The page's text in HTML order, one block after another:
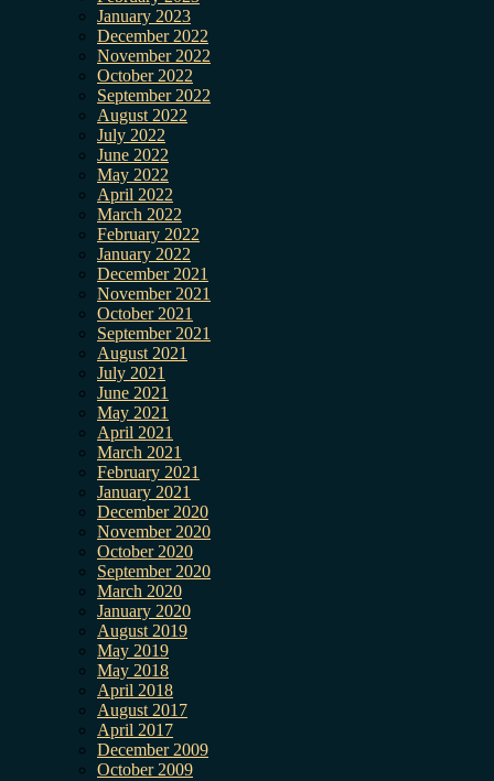
January 2023
December 2022
November 2022
October 2022
September 2022
August 2022
July 2022
June 2022
May 2022
April 2022
March 2022
February 2022
January 2022
December 2021
November 2021
October 2021
September 2021
August 2021
July 2021
June 2021
May 2021
April 2021
March 2021
February 2021
January 2021
December 2020
November 2020
October 2020
September 2020
March 2020
January 2020
August 2019
May 2019
May 2018
April 2018
August 2017
April 2017
December 2009
October 2009